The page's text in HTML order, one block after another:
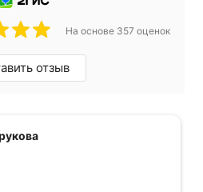
На основе 357 оценок
отзыв